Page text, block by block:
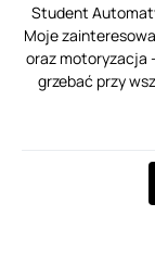
Student
Moje
oraz motoryzacja
grzebać przy